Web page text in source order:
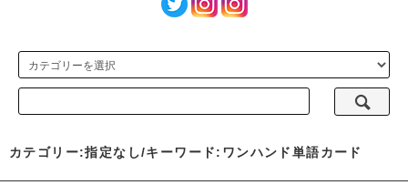
カテゴリー:指定なし/キーワード:ワンハンド単語カード